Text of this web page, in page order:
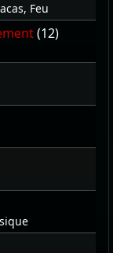
Feu
(12)